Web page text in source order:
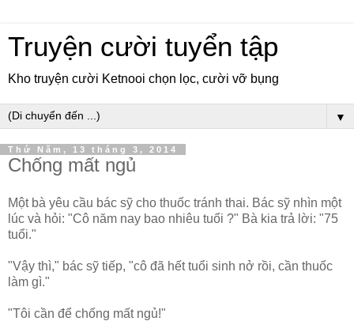
Truyện cười tuyển tập
Kho truyện cười Ketnooi chọn lọc, cười vỡ bụng
▼
Thứ Năm, 13 tháng 3, 2014
Chống mất ngủ
Một bà yêu cầu bác sỹ cho thuốc tránh thai. Bác sỹ nhìn một
lúc và hỏi: "Cô năm nay bao nhiêu tuổi ?" Bà kia trả lời: "75
tuổi."
"Vậy thì," bác sỹ tiếp, "cô đã hết tuổi sinh nở rồi, cần thuốc
làm gì."
"Tôi cần để chống mất ngủ!"